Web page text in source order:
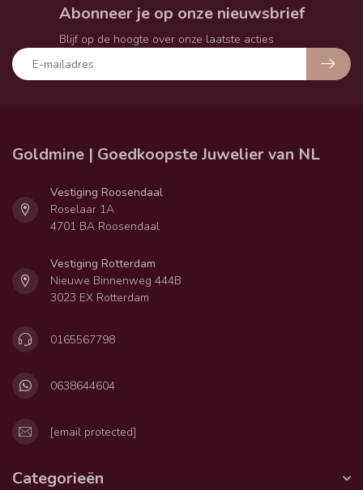
Abonneer je op onze nieuwsbrief
Blijf op de hoogte over onze laatste acties
Goldmine | Goedkoopste Juwelier van NL
Vestiging Roosendaal
Roselaar 1A
4701 BA Roosendaal
Vestiging Rotterdam
Nieuwe Binnenweg 444B
3023 EX Rotterdam
0165567798
0638644604
[email protected]
Categorieën